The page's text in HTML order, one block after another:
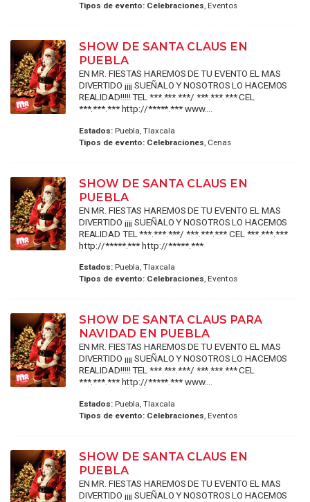
Tipos de evento: Celebraciones, Eventos
SHOW DE SANTA CLAUS EN
PUEBLA
EN MR. FIESTAS HAREMOS DE TU EVENTO EL MAS
DIVERTIDO ¡¡¡¡ SUEÑALO Y NOSOTROS LO HACEMOS
REALIDAD!!!!! TEL ***.***.***/ ***.***.*** CEL
***.***.*** http://*****.*** www....
Estados:Puebla, Tlaxcala
Tipos de evento: Celebraciones , Cenas
SHOW DE SANTA CLAUS EN
PUEBLA
EN MR. FIESTAS HAREMOS DE TU EVENTO EL MAS
DIVERTIDO ¡¡¡¡ SUEÑALO Y NOSOTROS LO HACEMOS
REALIDAD TEL ***.***.***/ ***.***.*** CEL ***.***.***
http://*****.*** http://*****.***
Estados:Puebla, Tlaxcala
Tipos de evento: Celebraciones, Eventos
SHOW DE SANTA CLAUS PARA
NAVIDAD EN PUEBLA
EN MR. FIESTAS HAREMOS DE TU EVENTO EL MAS
DIVERTIDO ¡¡¡¡ SUEÑALO Y NOSOTROS LO HACEMOS
REALIDAD!!!!! TEL ***.***.***/ ***.***.*** CEL
***.***.*** http://*****.*** www....
Estados:Puebla, Tlaxcala
Tipos de evento: Celebraciones , Eventos
SHOW DE SANTA CLAUS EN
PUEBLA
EN MR. FIESTAS HAREMOS DE TU EVENTO EL MAS
DIVERTIDO ¡¡¡¡ SUEÑALO Y NOSOTROS LO HACEMOS